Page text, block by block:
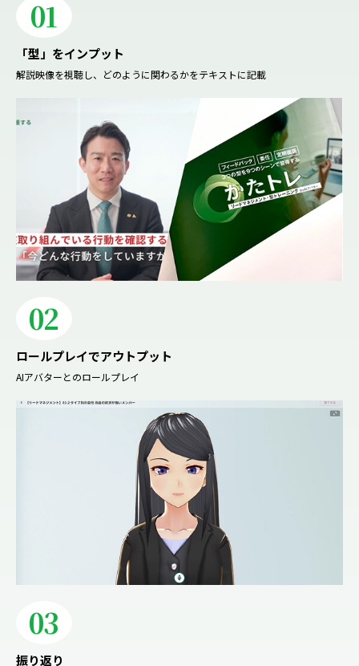
01
「型」をインプット
解説映像を視聴し、どのように関わるかをテキストに記載
02
ロールプレイでアウトプット
AIアバターとのロールプレイ
03
振り返り